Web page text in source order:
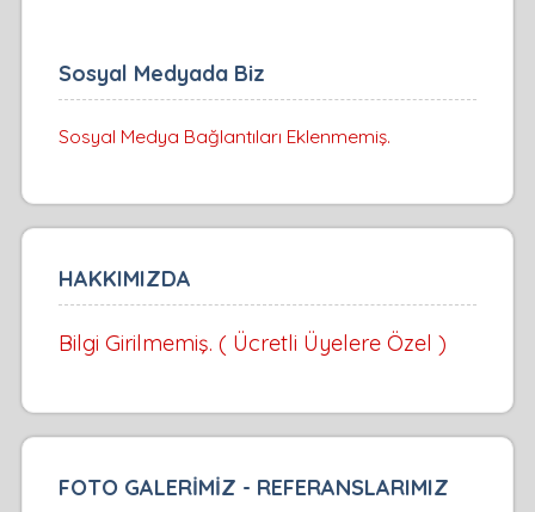
Sosyal Medyada Biz
Sosyal Medya Bağlantıları Eklenmemiş.
HAKKIMIZDA
Bilgi Girilmemiş. ( Ücretli Üyelere Özel )
FOTO GALERİMİZ - REFERANSLARIMIZ